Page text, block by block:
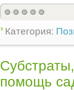
Категория:
помощь